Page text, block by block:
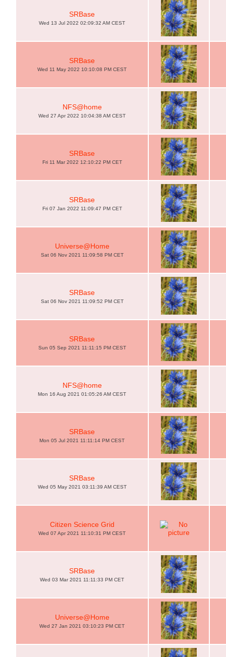
SRBase
Wed 13 Jul 2022 02:09:32 AM CEST
SRBase
Wed 11 May 2022 10:10:08 PM CEST
NFS@home
Wed 27 Apr 2022 10:04:38 AM CEST
SRBase
Fri 11 Mar 2022 12:10:22 PM CET
SRBase
Fri 07 Jan 2022 11:09:47 PM CET
Universe@Home
Sat 06 Nov 2021 11:09:58 PM CET
SRBase
Sat 06 Nov 2021 11:09:52 PM CET
SRBase
Sun 05 Sep 2021 11:11:15 PM CEST
NFS@home
Mon 16 Aug 2021 01:05:26 AM CEST
SRBase
Mon 05 Jul 2021 11:11:14 PM CEST
SRBase
Wed 05 May 2021 03:11:39 AM CEST
Citizen Science Grid
Wed 07 Apr 2021 11:10:31 PM CEST
SRBase
Wed 03 Mar 2021 11:11:33 PM CET
Universe@Home
Wed 27 Jan 2021 03:10:23 PM CET